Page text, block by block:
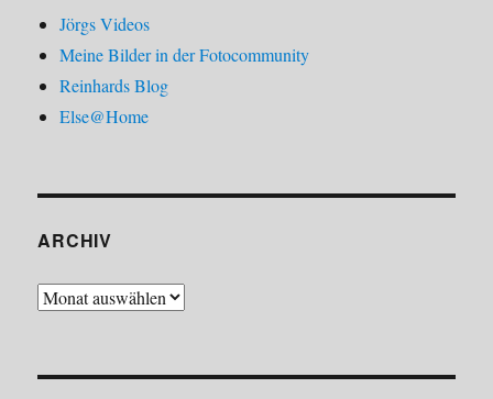
Jörgs Videos
Meine Bilder in der Fotocommunity
Reinhards Blog
Else@Home
ARCHIV
Archiv